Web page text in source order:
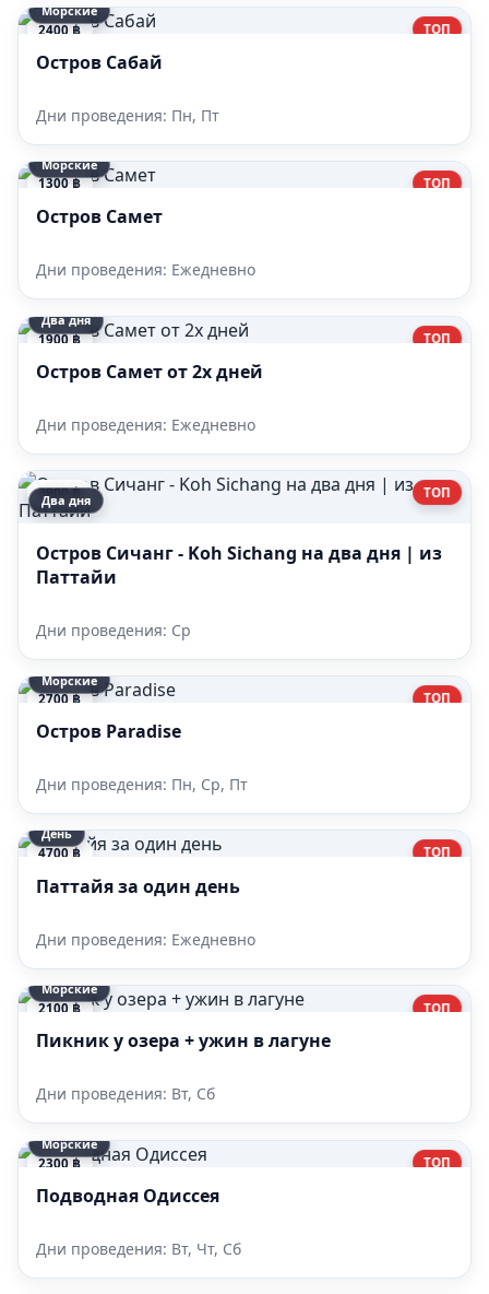
2400 ฿ ТОП
Морские
Остров Сабай
Дни проведения: Пн, Пт
1300 ฿ ТОП
Морские
Остров Самет
Дни проведения: Ежедневно
1900 ฿ ТОП
Два дня
Остров Самет от 2х дней
Дни проведения: Ежедневно
3900 ฿ ТОП
Два дня
Остров Сичанг - Koh Sichang на два дня | из
Паттайи
Дни проведения: Ср
2700 ฿ ТОП
Морские
Остров Paradise
Дни проведения: Пн, Ср, Пт
4700 ฿ ТОП
День
Паттайя за один день
Дни проведения: Ежедневно
2100 ฿ ТОП
Морские
Пикник у озера + ужин в лагуне
Дни проведения: Вт, Сб
2300 ฿ ТОП
Морские
Подводная Одиссея
Дни проведения: Вт, Чт, Сб